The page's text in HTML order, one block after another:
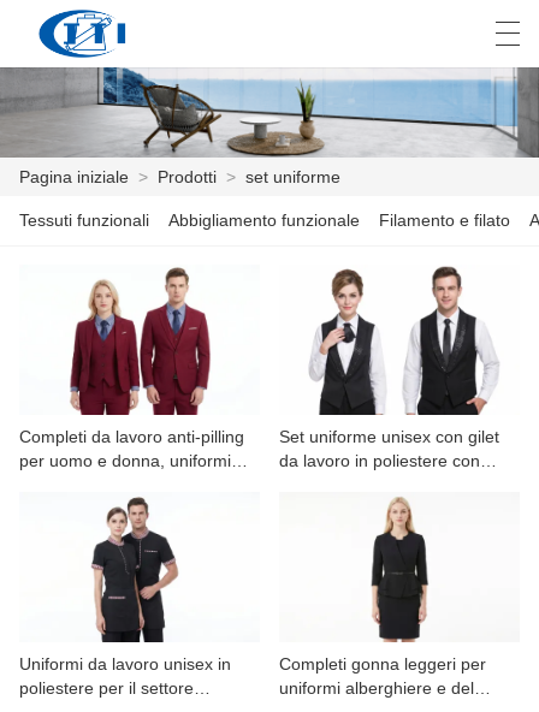
PAGINA INIZIALE
PRODOTTI
PERSONALIZZAZIONE
CHI SIAMO
NOTIZIE
CONTATTATECI
العربية česky Deutsch
Pagina iniziale > Prodotti > set uniforme
Tessuti funzionali Abbigliamento funzionale Filamento e filato
Completi da lavoro anti-pilling
per uomo e donna, uniformi
Set uniforme unisex con gilet
da lavoro in poliestere con
per il settore alberghiero.
Uniformi da lavoro unisex in
poliestere per il settore
Completi gonna leggeri per
uniformi alberghiere e del